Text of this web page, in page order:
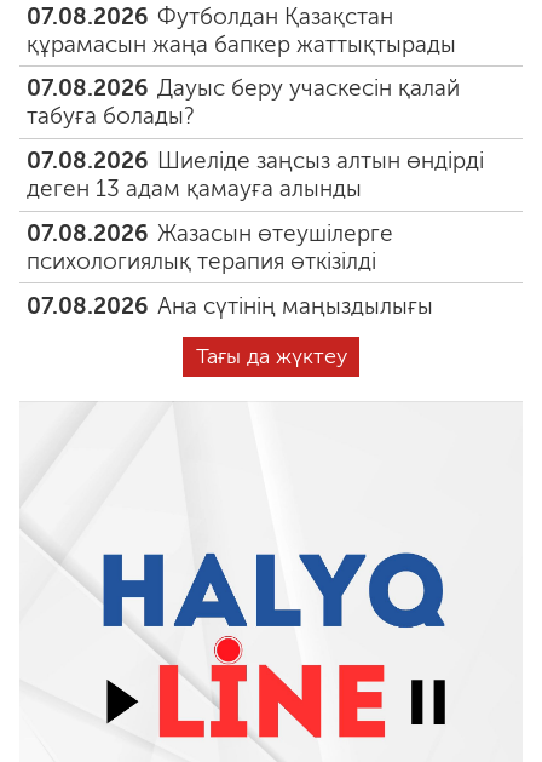
07.08.2026 Футболдан Қазақстан
құрамасын жаңа бапкер жаттықтырады
07.08.2026 Дауыс беру учаскесін қалай
табуға болады?
07.08.2026 Шиеліде заңсыз алтын өндірді
деген 13 адам қамауға алынды
07.08.2026 Жазасын өтеушілерге
психологиялық терапия өткізілді
07.08.2026 Ана сүтінің маңыздылығы
Тағы да жүктеу